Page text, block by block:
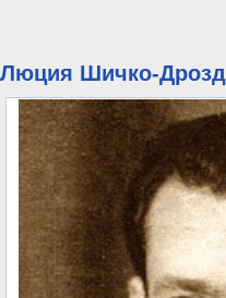
Люция Шичко-